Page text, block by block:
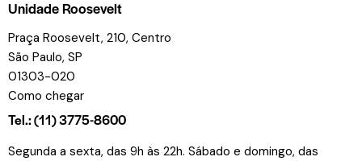
Unidade Roosevelt
Praça Roosevelt, 210, Centro
São Paulo, SP
01303-020
Como chegar
Tel.: (11) 3775-8600
Segunda a sexta, das 9h às 22h. Sábado e domingo, das